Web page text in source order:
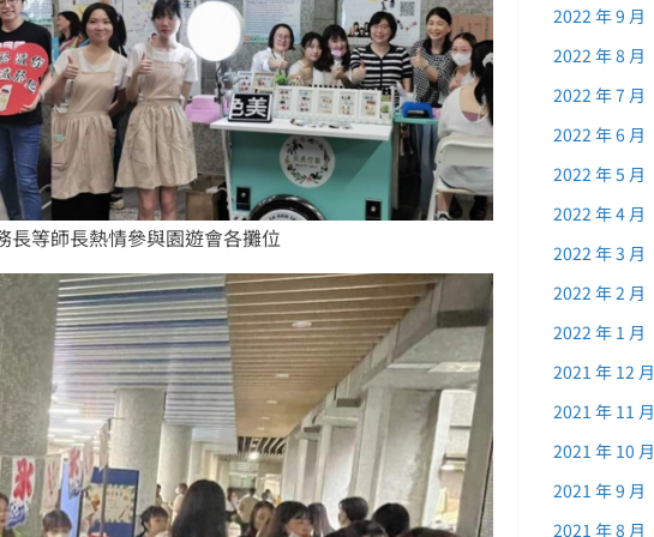
長等師長熱情參與園遊會各攤位
2022 年 9 月
2022 年 8 月
2022 年 7 月
2022 年 6 月
2022 年 5 月
2022 年 4 月
2022 年 3 月
2022 年 2 月
2022 年 1 月
2021 年 12 月
2021 年 11 月
2021 年 10 月
2021 年 9 月
2021 年 8 月